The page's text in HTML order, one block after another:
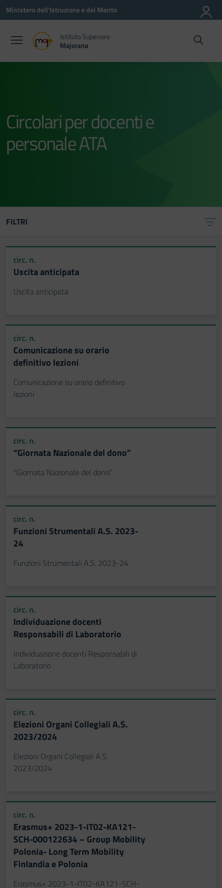
Vai ai contenuti
Vai al menu di navigazione
Vai al footer
Ministero dell'Istruzione e del Merito
Istituto Superiore
Majorana
Circolari per docenti e
personale ATA
FILTRI
circ. n.
Uscita anticipata
Uscita anticipata
circ. n.
Comunicazione su orario
definitivo lezioni
Comunicazione su orario definitivo
lezioni
circ. n.
“Giornata Nazionale del dono”
"Giornata Nazionale del dono"
circ. n.
Funzioni Strumentali A.S. 2023-
24
Funzioni Strumentali A.S. 2023-24
circ. n.
Individuazione docenti
Responsabili di Laboratorio
Individuazione docenti Responsabili di
Laboratorio
circ. n.
Elezioni Organi Collegiali A.S.
2023/2024
Elezioni Organi Collegiali A.S.
2023/2024
circ. n.
Erasmus+ 2023-1-IT02-KA121-
SCH-000122634 – Group Mobility
Polonia- Long Term Mobility
Finlandia e Polonia
Erasmus+ 2023-1-IT02-KA121-SCH-